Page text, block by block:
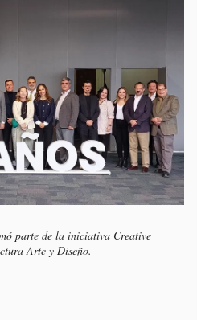
parte de la iniciativa Creative
Arte y Diseño.